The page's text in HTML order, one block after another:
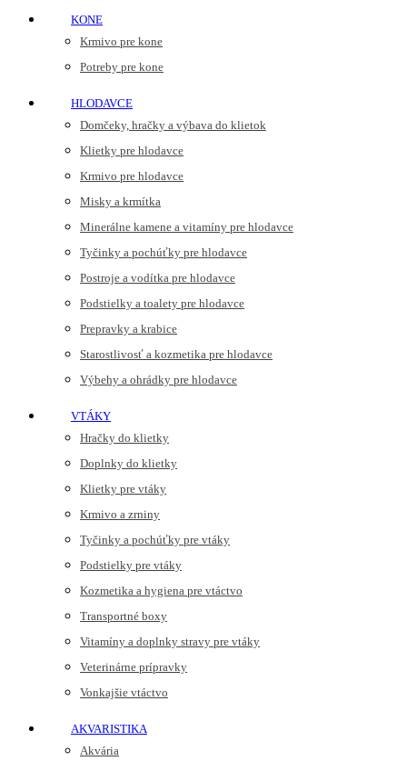
KONE
Krmivo pre kone
Potreby pre kone
HLODAVCE
Domčeky, hračky a výbava do klietok
Klietky pre hlodavce
Krmivo pre hlodavce
Misky a krmítka
Minerálne kamene a vitamíny pre hlodavce
Tyčinky a pochúťky pre hlodavce
Postroje a vodítka pre hlodavce
Podstielky a toalety pre hlodavce
Prepravky a krabice
Starostlivosť a kozmetika pre hlodavce
Výbehy a ohrádky pre hlodavce
VTÁKY
Hračky do klietky
Doplnky do klietky
Klietky pre vtáky
Krmivo a zrniny
Tyčinky a pochúťky pre vtáky
Podstielky pre vtáky
Kozmetika a hygiena pre vtáctvo
Transportné boxy
Vitamíny a doplnky stravy pre vtáky
Veterinárne prípravky
Vonkajšie vtáctvo
AKVARISTIKA
Akvária